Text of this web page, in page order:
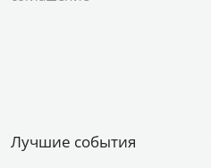
Лучшие события